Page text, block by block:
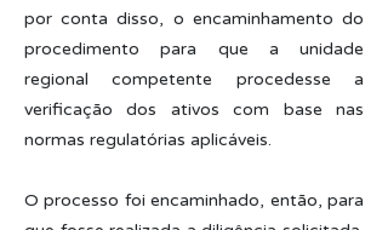
por conta disso, o encaminhamento do
procedimento para que a unidade
regional competente procedesse a
verificação dos ativos com base nas
normas regulatórias aplicáveis.
O processo foi encaminhado, então, para